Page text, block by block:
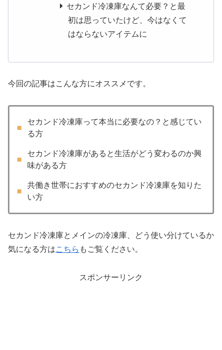
セカンド冷凍庫なんて必要？と最
初は思っていたけど、今はなくて
はならないアイテムに
今回の記事はこんな方にオススメです。
セカンド冷凍庫って本当に必要なの？と感じてい
る方
セカンド冷凍庫があると生活がどう変わるのか興
味がある方
共働き世帯におすすめのセカンド冷凍庫を知りた
い方
セカンド冷凍庫とメインの冷凍庫、どう使い分けているか
気になる方はこちら もご覧ください。
スポンサーリンク